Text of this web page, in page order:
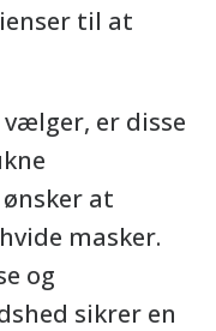
til at
er disse
at
masker.
og
sikrer en